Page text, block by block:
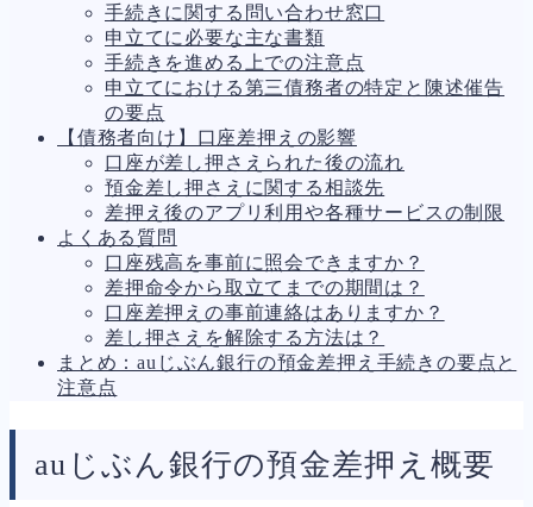
財務 695
資金繰り193
融資308
資産売却194
1,099
差押・強制執行231
法令違反・行政処分318
訴訟・不正279
損害賠償・知的財産271
経営157
ガバナンス90
再建準備67
人事労務572
人件費21
労働問題273
労災・ハラスメント
品質・リコール48
手続きに関する問い合わせ窓口
申立てに必要な主な書類
手続きを進める上での注意点
申立てにおける第三債務者の特定と陳述催告
の要点
【債務者向け】口座差押えの影響
口座が差し押さえられた後の流れ
預金差し押さえに関する相談先
差押え後のアプリ利用や各種サービスの制限
よくある質問
口座残高を事前に照会できますか？
差押命令から取立てまでの期間は？
口座差押えの事前連絡はありますか？
差し押さえを解除する方法は？
まとめ：auじぶん銀行の預金差押え手続きの要点と
注意点
auじぶん銀行の預金差押え概要